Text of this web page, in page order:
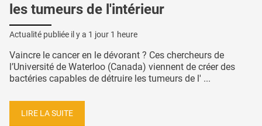
les tumeurs de l'intérieur
Actualité publiée il y a 1 jour 1 heure
Vaincre le cancer en le dévorant ? Ces chercheurs de
l’Université de Waterloo (Canada) viennent de créer des
bactéries capables de détruire les tumeurs de l' ...
LIRE LA SUITE